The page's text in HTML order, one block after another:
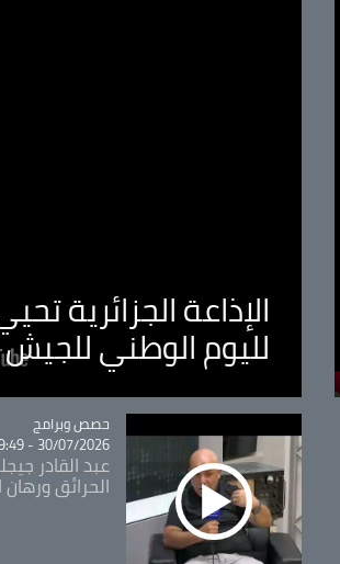
الإذاعة الجزائرية
لليوم الوطني
Catégorie
حصص وبرامج
30/07/2026 - 09:49
عبد القادر
الحرائق